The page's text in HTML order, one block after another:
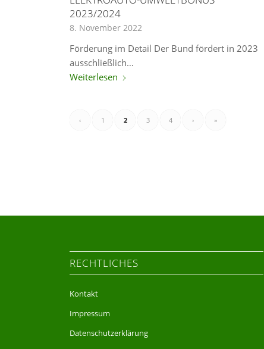
2023/2024
8. November 2022
Förderung im Detail Der Bund fördert in 2023
ausschließlich…
Weiterlesen
‹ 1 2 3 4 › »
RECHTLICHES
Kontakt
Impressum
Datenschutzerklärung